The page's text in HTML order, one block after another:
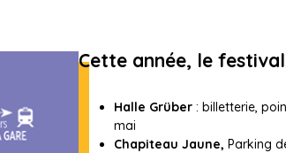
Cette année, le
Halle Grüber : billetterie,
mai
Chapiteau Jaune, Parking